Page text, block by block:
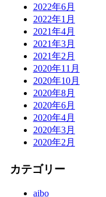
2022年6月
2022年1月
2021年4月
2021年3月
2021年2月
2020年11月
2020年10月
2020年8月
2020年6月
2020年4月
2020年3月
2020年2月
カテゴリー
aibo